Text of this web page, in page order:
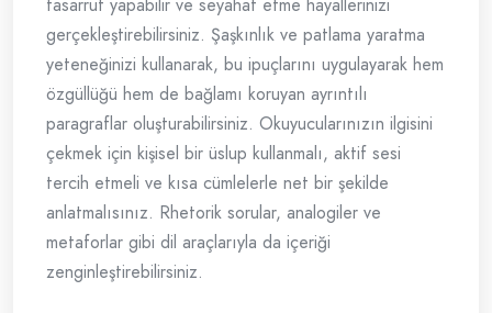
tasarruf yapabilir ve seyahat etme hayallerinizi
gerçekleştirebilirsiniz. Şaşkınlık ve patlama yaratma
yeteneğinizi kullanarak, bu ipuçlarını uygulayarak hem
özgüllüğü hem de bağlamı koruyan ayrıntılı
paragraflar oluşturabilirsiniz. Okuyucularınızın ilgisini
çekmek için kişisel bir üslup kullanmalı, aktif sesi
tercih etmeli ve kısa cümlelerle net bir şekilde
anlatmalısınız. Rhetorik sorular, analogiler ve
metaforlar gibi dil araçlarıyla da içeriği
zenginleştirebilirsiniz.